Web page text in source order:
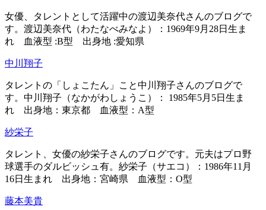
女優、タレントとして活躍中の渡辺美奈代さんのブログで
す。渡辺美奈代（わたなべみなよ）：1969年9月28日生ま
れ 血液型 :B型 出身地 :愛知県
中川翔子
タレントの「しょこたん」こと中川翔子さんのブログで
す。中川翔子（なかがわしょうこ）： 1985年5月5日生ま
れ 出身地：東京都 血液型：A型
紗栄子
タレント、女優の紗栄子さんのブログです。元夫はプロ野
球選手のダルビッシュ有。紗栄子（サエコ）：1986年11月
16日生まれ 出身地：宮崎県 血液型：O型
藤本美貴